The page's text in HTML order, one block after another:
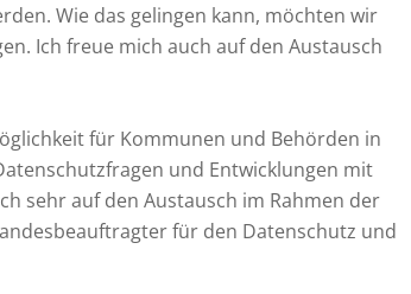
Wie das gelingen kann, möchten wir
Ich freue mich auch auf den Austausch
für Kommunen und Behörden in
und Entwicklungen mit
sehr auf den Austausch im Rahmen der
für den Datenschutz und